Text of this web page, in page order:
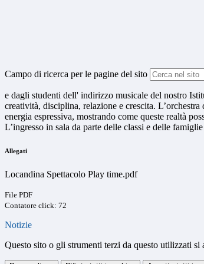
Campo di ricerca per le pagine del sito
e dagli studenti dell' indirizzo musicale del nostro
creatività, disciplina, relazione e crescita.
energia espressiva, mostrando come queste realtà
L’ingresso in sala da parte delle classi e delle
Allegati
Locandina Spettacolo Play time.pdf
File PDF
Contatore click: 72
Notizie
Questo sito o gli strumenti terzi da questo utilizzati